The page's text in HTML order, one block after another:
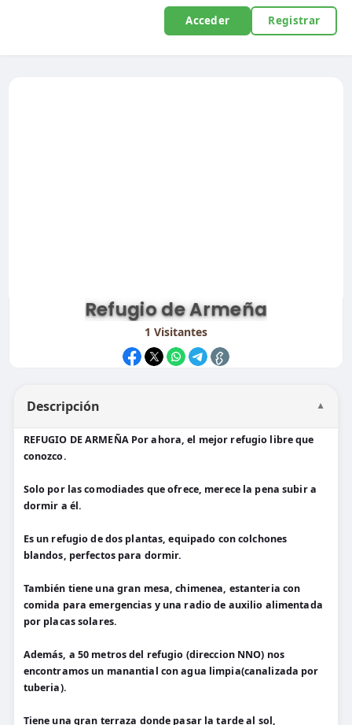
Acceder Registrar
Refugio de Armeña
1 Visitantes
Descripción ▼
REFUGIO DE ARMEÑA Por ahora, el mejor refugio libre que
conozco.
Solo por las comodiades que ofrece, merece la pena subir a
dormir a él.
Es un refugio de dos plantas, equipado con colchones
blandos, perfectos para dormir.
También tiene una gran mesa, chimenea, estanteria con
comida para emergencias y una radio de auxilio alimentada
por placas solares.
Además, a 50 metros del refugio (direccion NNO) nos
encontramos un manantial con agua limpia(canalizada por
tuberia).
Tiene una gran terraza donde pasar la tarde al sol,